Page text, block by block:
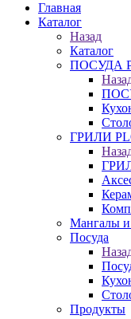
Главная
Каталог
Назад
Каталог
ПОСУДА
ГРИЛИ
Мангалы
Посуда
Продукты